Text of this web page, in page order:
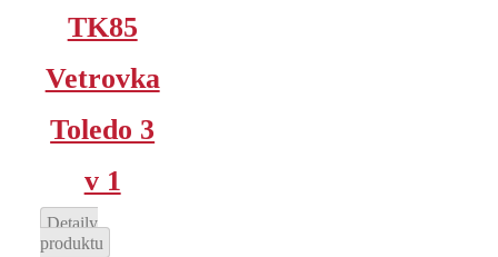
TK85
Vetrovka
Toledo 3
v 1
Detaily
produktu